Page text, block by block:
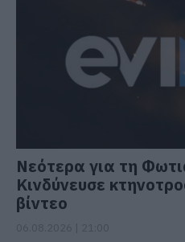
Νεότερα για τη
Κινδύνευσε
βίντεο